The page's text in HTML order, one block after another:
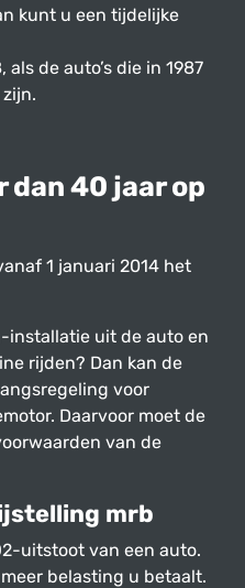
kunt u een tijdelijke
de auto’s die in 1987
dan 40 jaar op
1 januari 2014 het
installatie uit de auto en
rijden? Dan kan de
voor
Daarvoor moet de
van de
mrb
uitstoot van een auto.
belasting u betaalt.